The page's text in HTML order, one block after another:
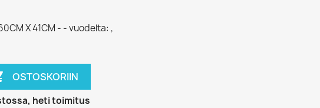
X 41CM - - vuodelta: ,
OSTOSKORIIN
heti toimitus